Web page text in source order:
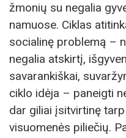
žmonių su negalia
namuose. Ciklas
socialinę problemą –
negalia atskirtį,
savarankiškai,
ciklo idėja – paneigti
dar giliai įsitvirtinę
visuomenės piliečių.